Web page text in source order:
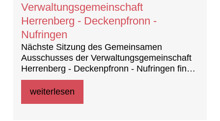
Verwaltungsgemeinschaft
Herrenberg - Decken­pfronn -
Nufringen
Nächste Sitzung des Gemeinsamen
Ausschusses der Verwaltungsgemeinschaft
Herrenberg - Decken­pfronn - Nufringen findet
statt am 23. April 2026 um 17:30 Uhr, im
Ratssaal der Stadtverwaltung Herrenberg,
weiterlesen